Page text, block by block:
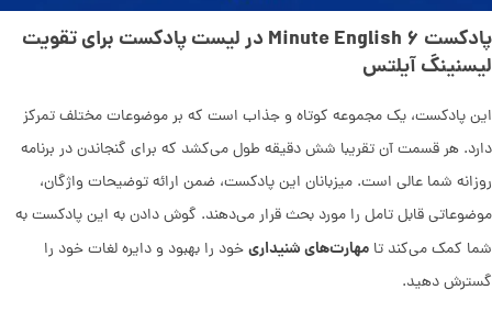
پادکست ۶ Minute English در لیست پادکست برای تقویت
لیسنینگ آیلتس
این پادکست، یک مجموعه کوتاه و جذاب است که بر موضوعات مختلف تمرکز
دارد. هر قسمت آن تقریبا شش دقیقه طول می‌کشد که برای گنجاندن در برنامه
روزانه شما عالی است. میزبانان این پادکست، ضمن ارائه توضیحات واژگان،
موضوعاتی قابل تامل را مورد بحث قرار می‌دهند. گوش دادن به این پادکست به
شما کمک می‌کند تا مهارت‌های شنیداریخود را بهبود و دایره لغات خود را
گسترش دهید.